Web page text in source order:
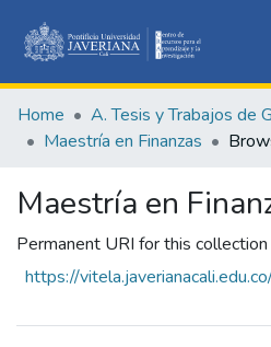
&
Home A. Tesis y Trabajos de
Maestría en Finanzas
Maestría en
Permanent URI for this collection
https://